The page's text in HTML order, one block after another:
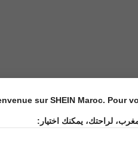
sur SHEIN Maroc. Pour
لراحتك، يمكنك اختيار: